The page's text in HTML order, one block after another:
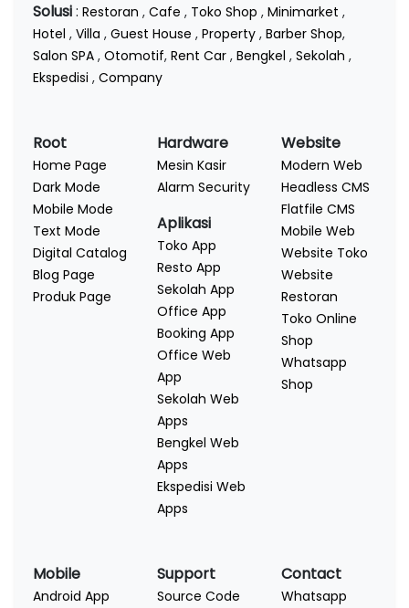
Solusi: Restoran , Cafe , Toko Shop , Minimarket ,
Hotel , Villa , Guest House , Property , Barber Shop,
Salon SPA , Otomotif, Rent Car , Bengkel , Sekolah ,
Ekspedisi , Company
Root
Home Page
Dark Mode
Mobile Mode
Text Mode
Digital Catalog
Blog Page
Produk Page
Hardware
Mesin Kasir
Alarm Security
Aplikasi
Toko App
Resto App
Sekolah App
Office App
Booking App
Office Web
App
Sekolah Web
Apps
Bengkel Web
Apps
Ekspedisi Web
Apps
Website
Modern Web
Headless CMS
Flatfile CMS
Mobile Web
Website Toko
Website
Restoran
Toko Online
Shop
Whatsapp
Shop
Mobile
Android App
Support
Source Code
Contact
Whatsapp